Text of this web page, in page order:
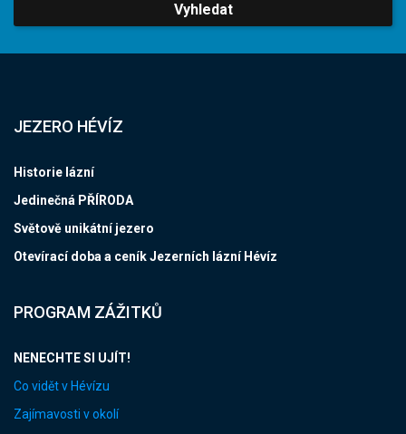
Vyhledat
JEZERO HÉVÍZ
Historie lázní
Jedinečná PŘÍRODA
Světově unikátní jezero
Otevírací doba a ceník Jezerních lázní Hévíz
PROGRAM ZÁŽITKŮ
NENECHTE SI UJÍT!
Co vidět v Hévízu
Zajímavosti v okolí